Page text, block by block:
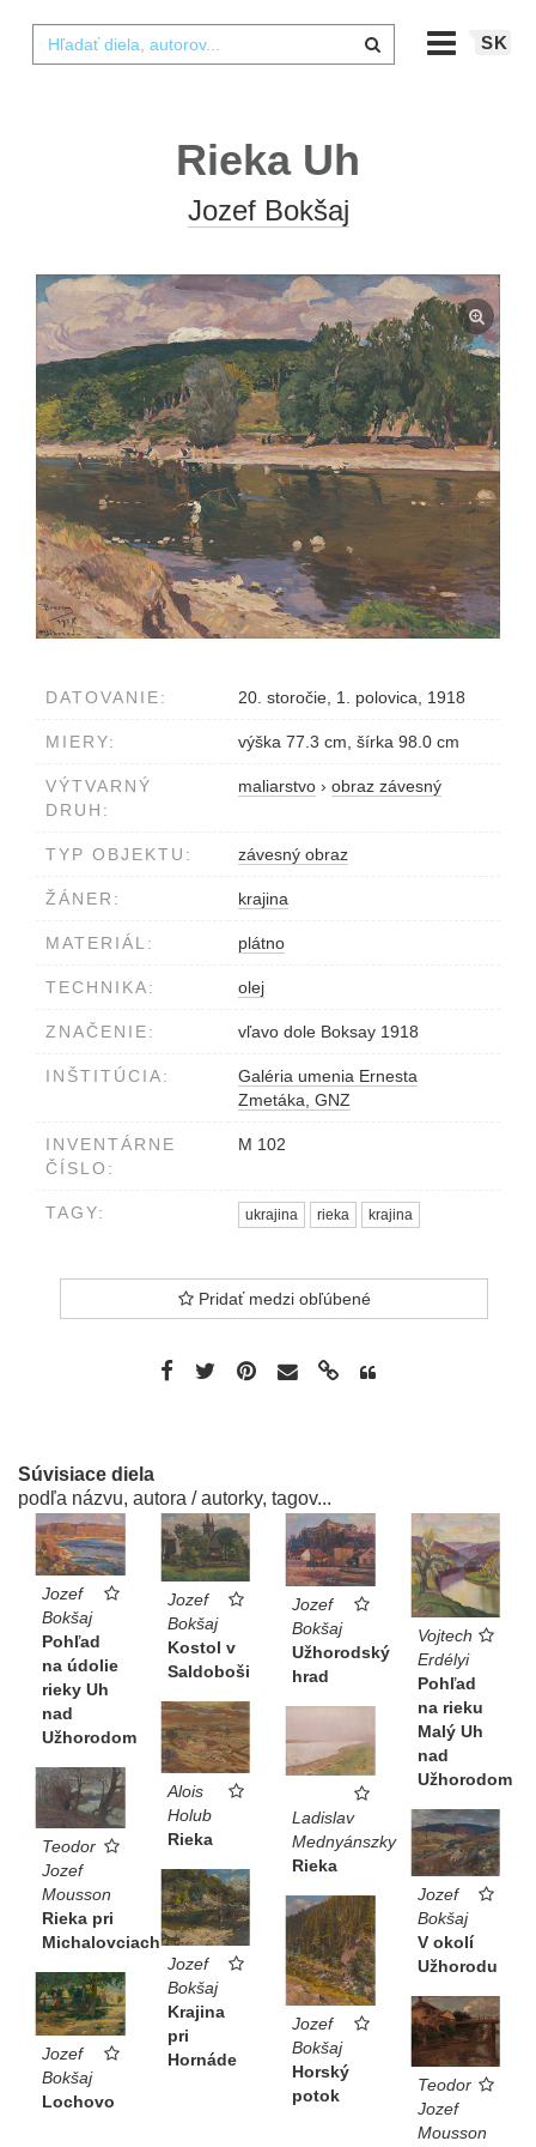
SK
Rieka Uh
Jozef Bokšaj
DATOVANIE: 20. storočie, 1. polovica, 1918
MIERY: výška 77.3 cm, šírka 98.0 cm
VÝTVARNÝ
DRUH:
maliarstvo › obraz závesný
TYP OBJEKTU: závesný obraz
ŽÁNER: krajina
MATERIÁL: plátno
TECHNIKA: olej
ZNAČENIE: vľavo dole Boksay 1918
INŠTITÚCIA:
Galéria umenia Ernesta
Zmetáka, GNZ
INVENTÁRNE
ČÍSLO:
M 102
TAGY: ukrajina rieka krajina
Pridať medzi obľúbené
Súvisiace diela
podľa názvu, autora / autorky, tagov...
Jozef
Bokšaj
Pohľad
na údolie
rieky Uh
nad
Užhorodom
Jozef
Bokšaj
Kostol v
Saldoboši
Jozef
Bokšaj
Užhorodský
hrad
Vojtech
Erdélyi
Pohľad
na rieku
Malý Uh
nad
Užhorodom
Alois
Holub
Rieka
Ladislav
Mednyánszky
Rieka
Teodor
Jozef
Mousson
Rieka pri
Michalovciach
Jozef
Bokšaj
V okolí
Užhorodu
Jozef
Bokšaj
Krajina
pri
Hornáde
Jozef
Bokšaj
Horský
potok
Jozef
Bokšaj
Lochovo
Teodor
Jozef
Mousson